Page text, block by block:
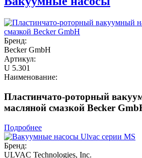
Бренд:
Becker GmbH
Артикул:
U 5.301
Наименование:
Пластинчато-роторный
масляной смазкой Becker
Подробнее
Бренд:
ULVAC Technologies, Inc.